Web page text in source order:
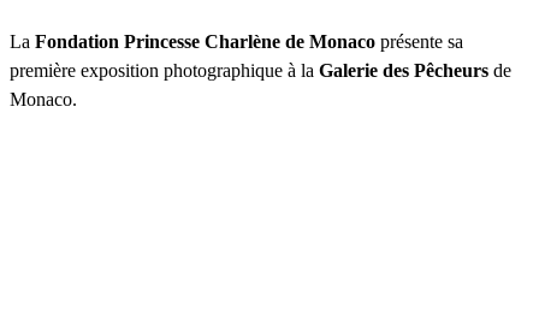
La Fondation Princesse Charlène de Monaco présente sa
première exposition photographique à la Galerie des Pêcheurs de
Monaco.